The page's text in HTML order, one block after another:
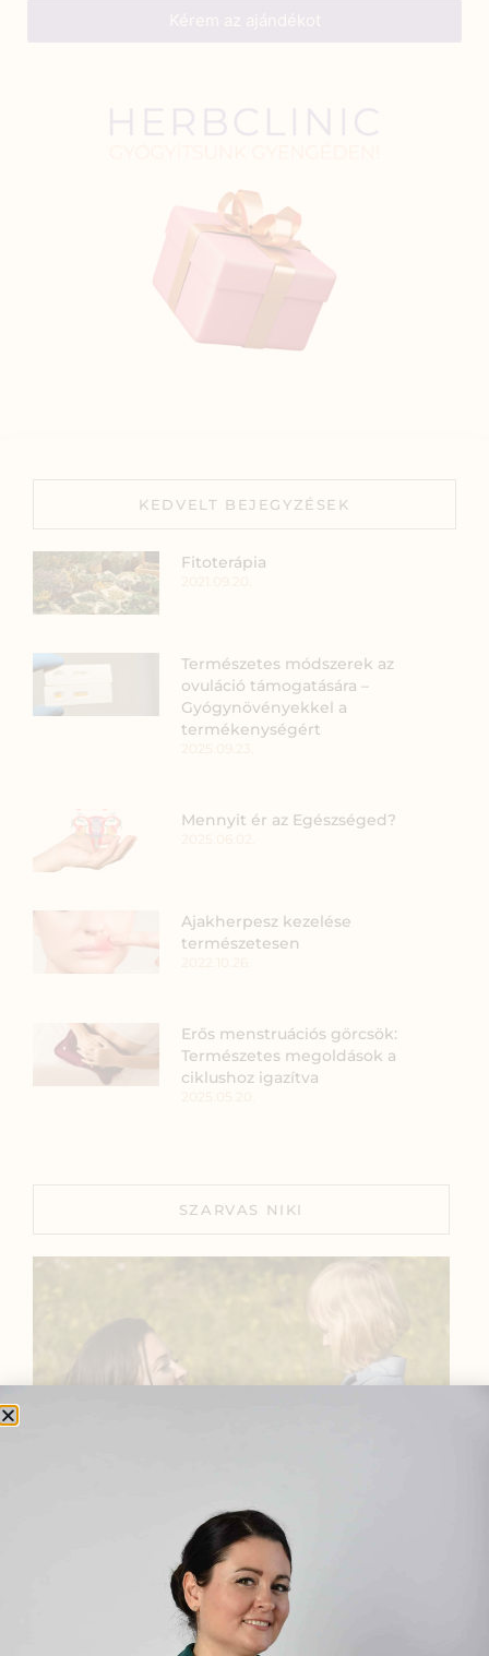
KEDVELT BEJEGYZÉSEK
Fitoterápia
Természetes módszerek az
ovuláció támogatására –
Gyógynövényekkel a
termékenységért
Mennyit ér az Egészséged?
Ajakherpesz kezelése
természetesen
Erős menstruációs görcsök:
Természetes megoldások a
ciklushoz igazítva
SZARVAS NIKI
BEMUTATKOZÁS
Sziasztok! Szarvas Niki vagyok, a HerbClinic alapítója,
egészségügyi biomérnök, fitoterapeuta és édesanya.
Küldetésem a gyógynövények hatékony